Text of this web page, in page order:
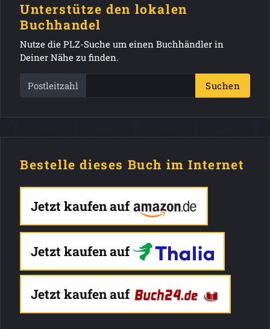
Unterstütze den lokalen
Buchhandel
Nutze die PLZ-Suche um einen Buchhändler in
Deiner Nähe zu finden.
Postleitzahl Suchen
Bestelle dieses Buch im Internet
Jetzt kaufen auf
Jetzt kaufen auf
Jetzt kaufen auf